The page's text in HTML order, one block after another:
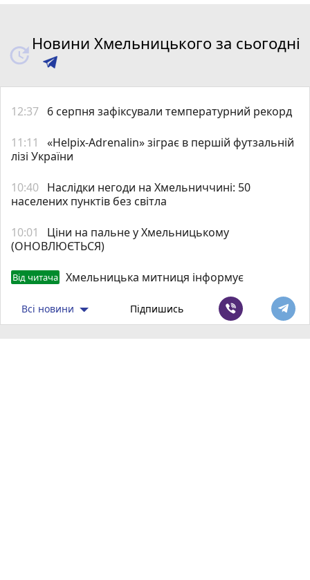
Новини Хмельницького за сьогодні
12:37 6 серпня зафіксували температурний рекорд
11:11
«Helpix-Adrenalin» зіграє в першій футзальній
лізі України
10:40 Наслідки негоди на Хмельниччині: 50
населених пунктів без світла
10:01
Ціни на пальне у Хмельницькому
(ОНОВЛЮЄТЬСЯ)
Від читача Хмельницька митниця інформує
Всі новини Підпишись